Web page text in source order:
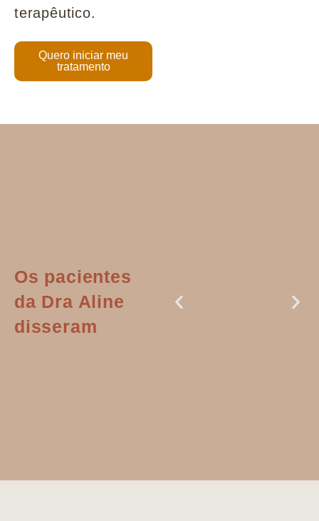
terapêutico.
Quero iniciar meu
tratamento
Os pacientes
da Dra Aline
disseram